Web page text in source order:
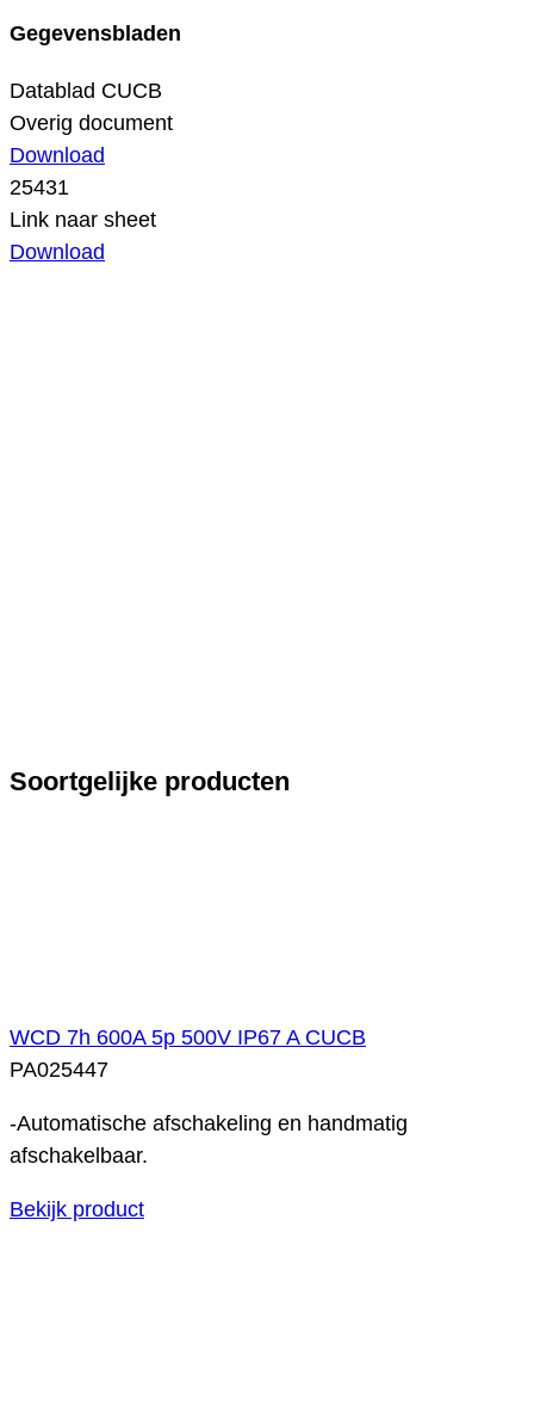
Gegevensbladen
Datablad CUCB
Overig document
Download
25431
Link naar sheet
Download
Soortgelijke producten
WCD 7h 600A 5p 500V IP67 A CUCB
PA025447
-Automatische afschakeling en handmatig
afschakelbaar.
Bekijk product